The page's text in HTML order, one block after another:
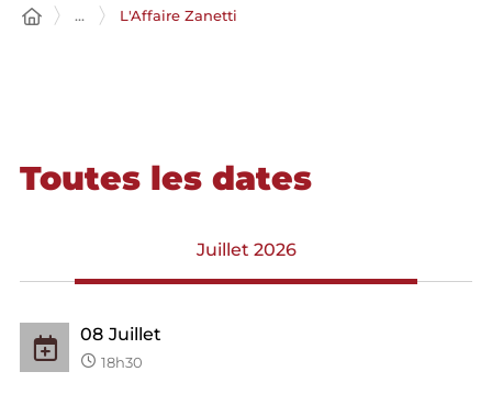
... L'Affaire Zanetti
Toutes les dates
Juillet 2026
08 Juillet
18h30